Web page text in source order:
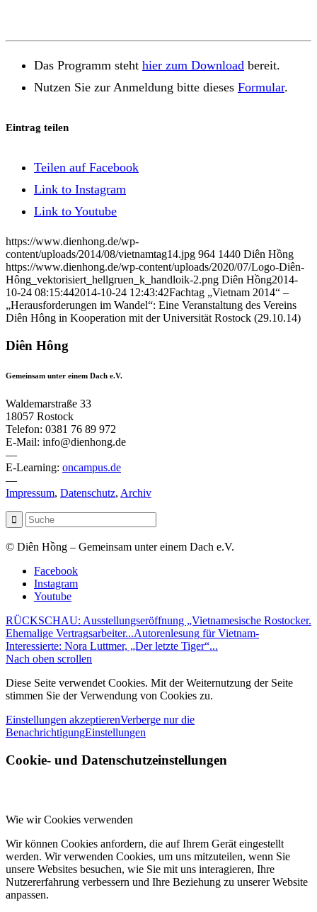
Das Programm steht hier zum Download bereit.
Nutzen Sie zur Anmeldung bitte dieses Formular.
Eintrag teilen
Teilen auf Facebook
Link to Instagram
Link to Youtube
https://www.dienhong.de/wp-
content/uploads/2014/08/vietnamtag14.jpg 964 1440 Diên Hồng
https://www.dienhong.de/wp-content/uploads/2020/07/Logo-Diên-
Hông_vektorisiert_hellgruen_k_handloik-2.png Diên Hồng2014-
10-24 08:15:442014-10-24 12:43:42Fachtag „Vietnam 2014“ –
„Herausforderungen im Wandel“: Eine Veranstaltung des Vereins
Diên Hông in Kooperation mit der Universität Rostock (29.10.14)
Diên Hông
Gemeinsam unter einem Dach e.V.
Waldemarstraße 33
18057 Rostock
Telefon: 0381 76 89 972
E-Mail: info@dienhong.de
—
E-Learning: oncampus.de
—
Impressum, Datenschutz, Archiv
© Diên Hồng – Gemeinsam unter einem Dach e.V.
Facebook
Instagram
Youtube
RÜCKSCHAU: Ausstellungseröffnung „Vietnamesische Rostocker.
Ehemalige Vertragsarbeiter...Autorenlesung für Vietnam-
Interessierte: Nora Luttmer, „Der letzte Tiger“...
Nach oben scrollen
Diese Seite verwendet Cookies. Mit der Weiternutzung der Seite
stimmen Sie der Verwendung von Cookies zu.
Einstellungen akzeptierenVerberge nur die
BenachrichtigungEinstellungen
Cookie- und Datenschutzeinstellungen
Wie wir Cookies verwenden
Wir können Cookies anfordern, die auf Ihrem Gerät eingestellt
werden. Wir verwenden Cookies, um uns mitzuteilen, wenn Sie
unsere Websites besuchen, wie Sie mit uns interagieren, Ihre
Nutzererfahrung verbessern und Ihre Beziehung zu unserer Website
anpassen.